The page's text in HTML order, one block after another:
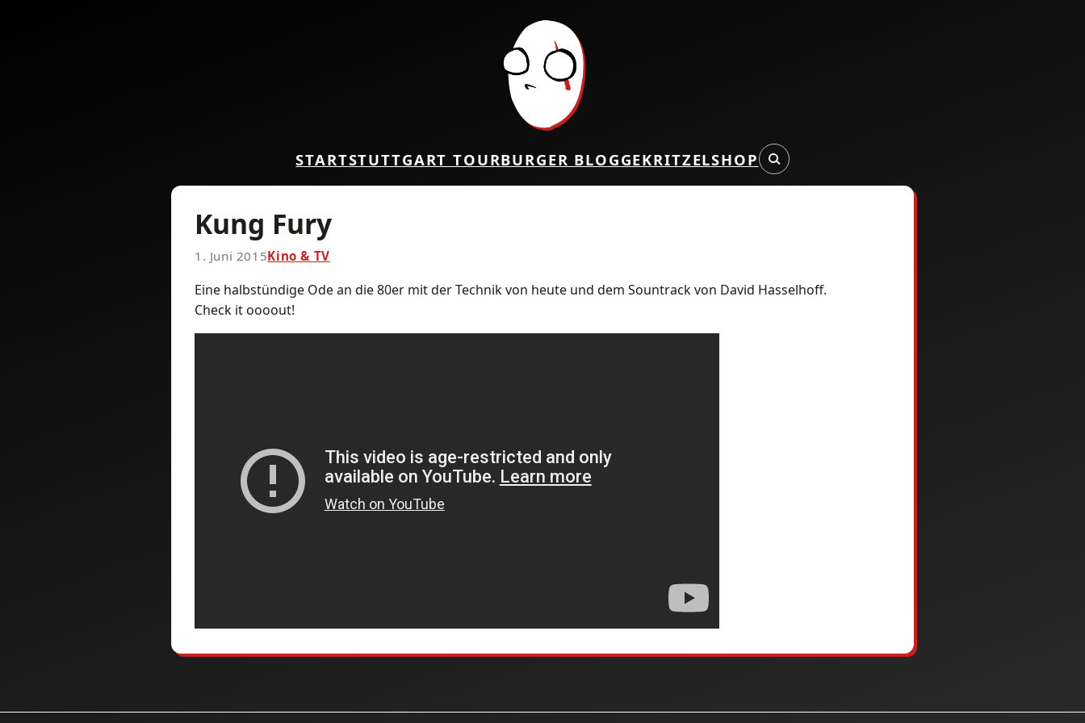
STARTSTUTTGART TOURBURGER BLOGGEKRITZELSHOP
Kung Fury
1. Juni 2015Kino & TV
Eine halbstündige Ode an die 80er mit der Technik von heute und dem Sountrack von David Hasselhoff.
Check it oooout!